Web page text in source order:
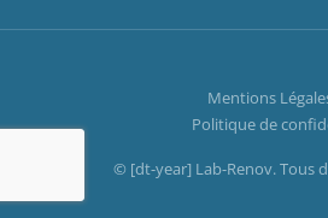
© [dt-year] Lab-Renov. Tous
Mentions
Politique de